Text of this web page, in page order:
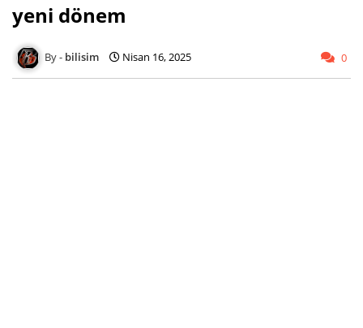
yeni dönem
bilisim Nisan 16, 2025 0